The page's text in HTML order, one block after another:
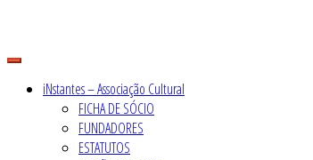
content
iNstantes – Associação Cultural
FICHA DE SÓCIO
FUNDADORES
ESTATUTOS